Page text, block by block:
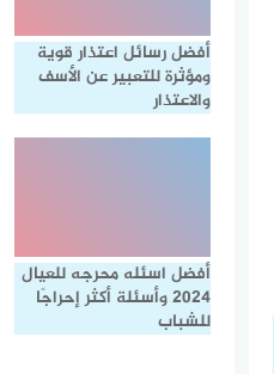
أفضل رسائل اعتذار قوية
ومؤثرة للتعبير عن الأسف
والاعتذار
أفضل اسئله محرجه للعيال
2024 وأسئلة أكثر إحراجًا
للشباب